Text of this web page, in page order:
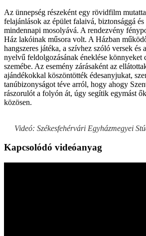
Az ünnepség részeként egy rövidfilm
felajánlások az épület falaivá, biztonsággá
mindennapi mosolyává. A rendezvény
Ház lakóinak műsora volt. A Házban
hangszeres játéka, a szívhez szóló versek és
nyelvű feldolgozásának éneklése könnyeket
szemébe. Az esemény zárásaként az
ajándékokkal köszöntötték édesanyjukat,
tanúbizonyságot téve arról, hogy ahogy
rászorulót a folyón át, úgy segítik egymást
közösen.
Videó: Székesfehérvári Egyházmegyei
Kapcsolódó videóanyag